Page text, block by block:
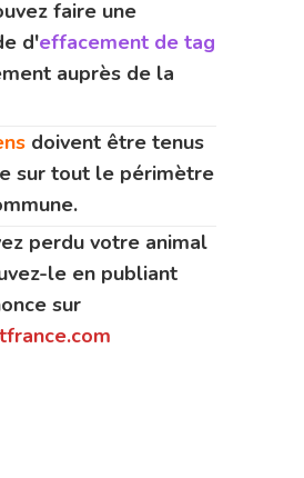
faire une
d'effacement de tag
auprès de la
doivent être tenus
sur tout le périmètre
perdu votre animal
le en publiant
sur